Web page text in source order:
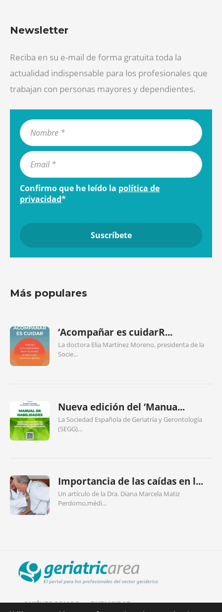
Newsletter
Reciba en su e-mail de forma gratuita toda la
actualidad indispensable para los profesionales que
trabajan con personas mayores y dependientes.
Confirmo que he leído la política de
privacidad*
Más populares
‘Acompañar es cuidarR...
La doctora Elia Martínez Moreno, presidenta de la
Socie...
Nueva edición del ‘Manua...
La Sociedad Española de Geriatría y Gerontología
(SEGG)...
Importancia de las caídas en l...
Un artículo de la Dra. Diana Marcela Matiz
Perdomo,médi...
QUIÉNES SOMOS PUBLICIDAD